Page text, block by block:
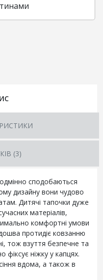
(3)
сподобаються
дизайну вони чудово
Дитячі тапочки дуже
матеріалів,
комфортні умови
протидіє ковзанню
тож взуття безпечне та
фіксує ніжку у капцях.
вдома, а також в